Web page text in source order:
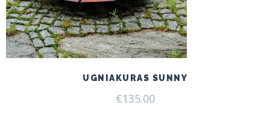
UGNIAKURAS SUNNY
€135.00